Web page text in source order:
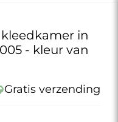
in
- kleur van
Gratis verzending